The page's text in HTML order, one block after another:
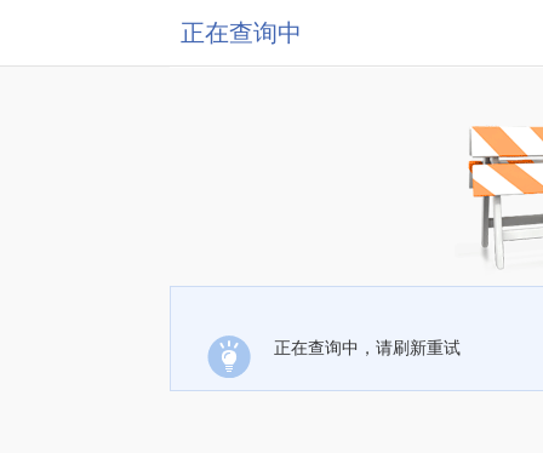
正在查询中
正在查询中，请刷新重试